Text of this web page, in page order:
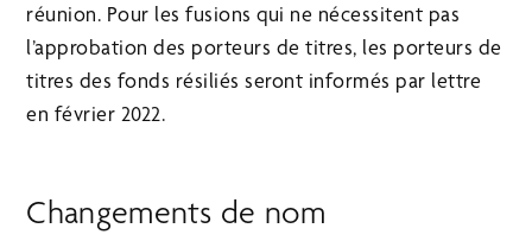
réunion. Pour les fusions qui ne nécessitent pas
l’approbation des porteurs de titres, les porteurs de
titres des fonds résiliés seront informés par lettre
en février 2022.
Changements de nom